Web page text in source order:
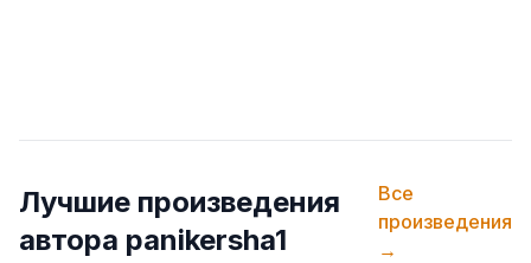
Лучшие произведения
автора panikersha1
Все
произведения
→